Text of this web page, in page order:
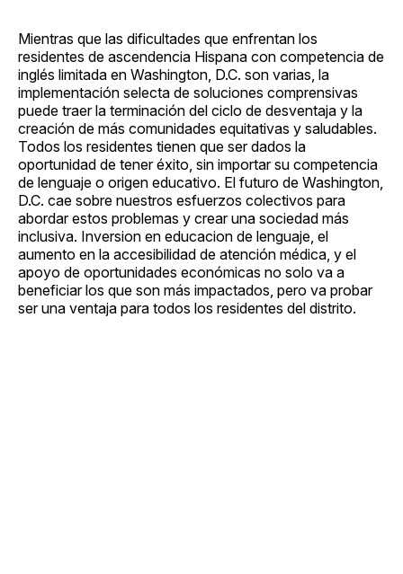
Mientras que las dificultades que enfrentan los
residentes de ascendencia Hispana con competencia de
inglés limitada en Washington, D.C. son varias, la
implementación selecta de soluciones comprensivas
puede traer la terminación del ciclo de desventaja y la
creación de más comunidades equitativas y saludables.
Todos los residentes tienen que ser dados la
oportunidad de tener éxito, sin importar su competencia
de lenguaje o origen educativo. El futuro de Washington,
D.C. cae sobre nuestros esfuerzos colectivos para
abordar estos problemas y crear una sociedad más
inclusiva. Inversion en educacion de lenguaje, el
aumento en la accesibilidad de atención médica, y el
apoyo de oportunidades económicas no solo va a
beneficiar los que son más impactados, pero va probar
ser una ventaja para todos los residentes del distrito.